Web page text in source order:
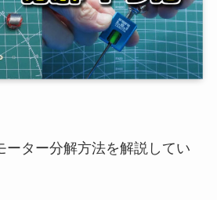
ーター分解方法を解説してい